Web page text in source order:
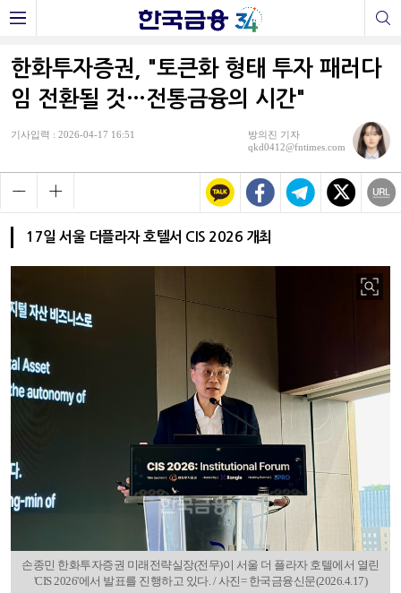
한화투자증권, "토큰화 형태 투자 패러다
임 전환될 것…전통금융의 시간"
기사입력 : 2026-04-17 16:51
방의진 기자
qkd0412@fntimes.com
17일 서울 더플라자 호텔서 CIS 2026 개최
손종민 한화투자증권 미래전략실장(전무)이 서울 더 플라자 호텔에서 열린
'CIS 2026'에서 발표를 진행하고 있다. / 사진= 한국금융신문(2026.4.17)